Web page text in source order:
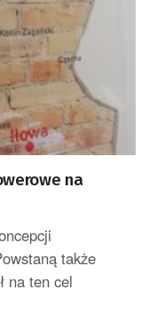
na
także
na ten cel